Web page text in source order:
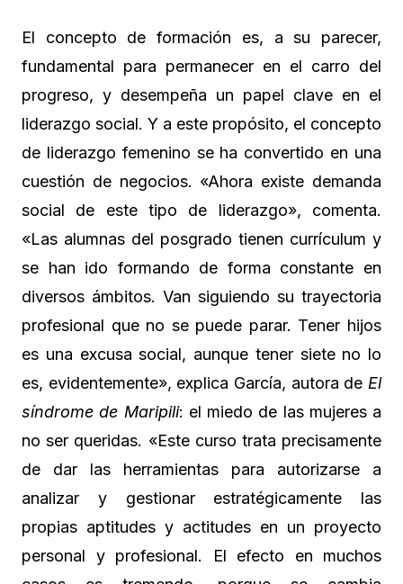
El concepto de formación es, a su parecer,
fundamental para permanecer en el carro del
progreso, y desempeña un papel clave en el
liderazgo social. Y a este propósito, el concepto
de liderazgo femenino se ha convertido en una
cuestión de negocios. «Ahora existe demanda
social de este tipo de liderazgo», comenta.
«Las alumnas del posgrado tienen currículum y
se han ido formando de forma constante en
diversos ámbitos. Van siguiendo su trayectoria
profesional que no se puede parar. Tener hijos
es una excusa social, aunque tener siete no lo
es, evidentemente», explica García, autora de El
síndrome de Maripili: el miedo de las mujeres a
no ser queridas. «Este curso trata precisamente
de dar las herramientas para autorizarse a
analizar y gestionar estratégicamente las
propias aptitudes y actitudes en un proyecto
personal y profesional. El efecto en muchos